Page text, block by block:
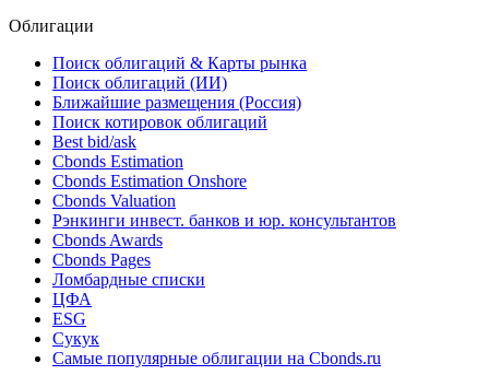
Чистая прибыль «АПРИ» по МСФО за 3 мес. 2026 г.
18.06.2026
Облигации
Поиск облигаций & Карты рынка
Поиск облигаций (ИИ)
Ближайшие размещения (Россия)
Поиск котировок облигаций
Best bid/ask
Cbonds Estimation
Cbonds Estimation Onshore
Cbonds Valuation
Рэнкинги инвест. банков и юр. консультантов
Cbonds Awards
Cbonds Pages
Ломбардные списки